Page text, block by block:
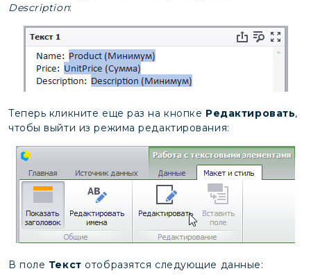
Description:
Теперь кликните еще раз на кнопке Редактировать,
чтобы выйти из режима редактирования:
В поле Текст отобразятся следующие данные: